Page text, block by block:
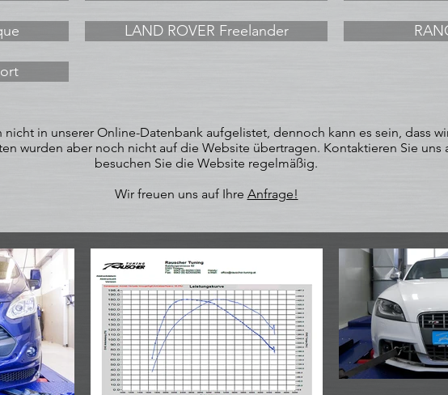
LAND ROVER Freelander
in unserer Online-Datenbank aufgelistet, dennoch kann es sein, dass
wurden aber noch nicht auf die Website übertragen. Kontaktieren Sie uns
besuchen Sie die Website regelmäßig.
Wir freuen uns auf Ihre Anfrage!